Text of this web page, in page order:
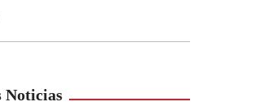
Noticias